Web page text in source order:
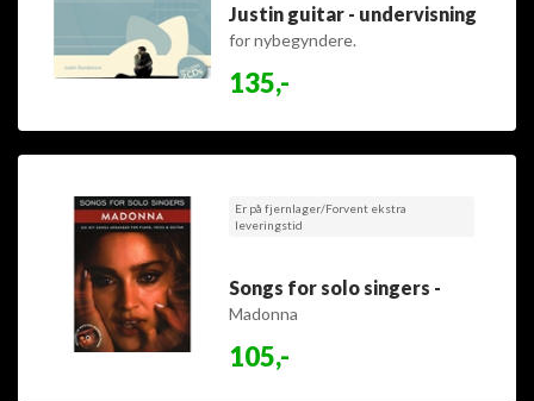
Justin guitar - undervisning
for nybegyndere.
135,-
Er på fjernlager/Forvent ekstra
leveringstid
Songs for solo singers -
Madonna
105,-